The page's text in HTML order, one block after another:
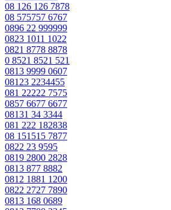
08 126 126 7878
08 575757 6767
0896 22 999999
0823 1011 1022
0821 8778 8878
0 8521 8521 521
0813 9999 0607
08123 2234455
081 22222 7575
0857 6677 6677
08131 34 3344
081 222 182838
08 151515 7877
0822 23 9595
0819 2800 2828
0813 877 8882
0812 1881 1200
0822 2727 7890
0813 168 0689